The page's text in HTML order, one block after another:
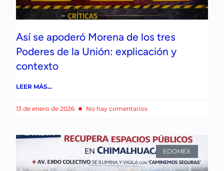
Así se apoderó Morena de los tres
Poderes de la Unión: explicación y
contexto
LEER MÁS...
13 de enero de 2026 No hay comentarios
EDOMEX